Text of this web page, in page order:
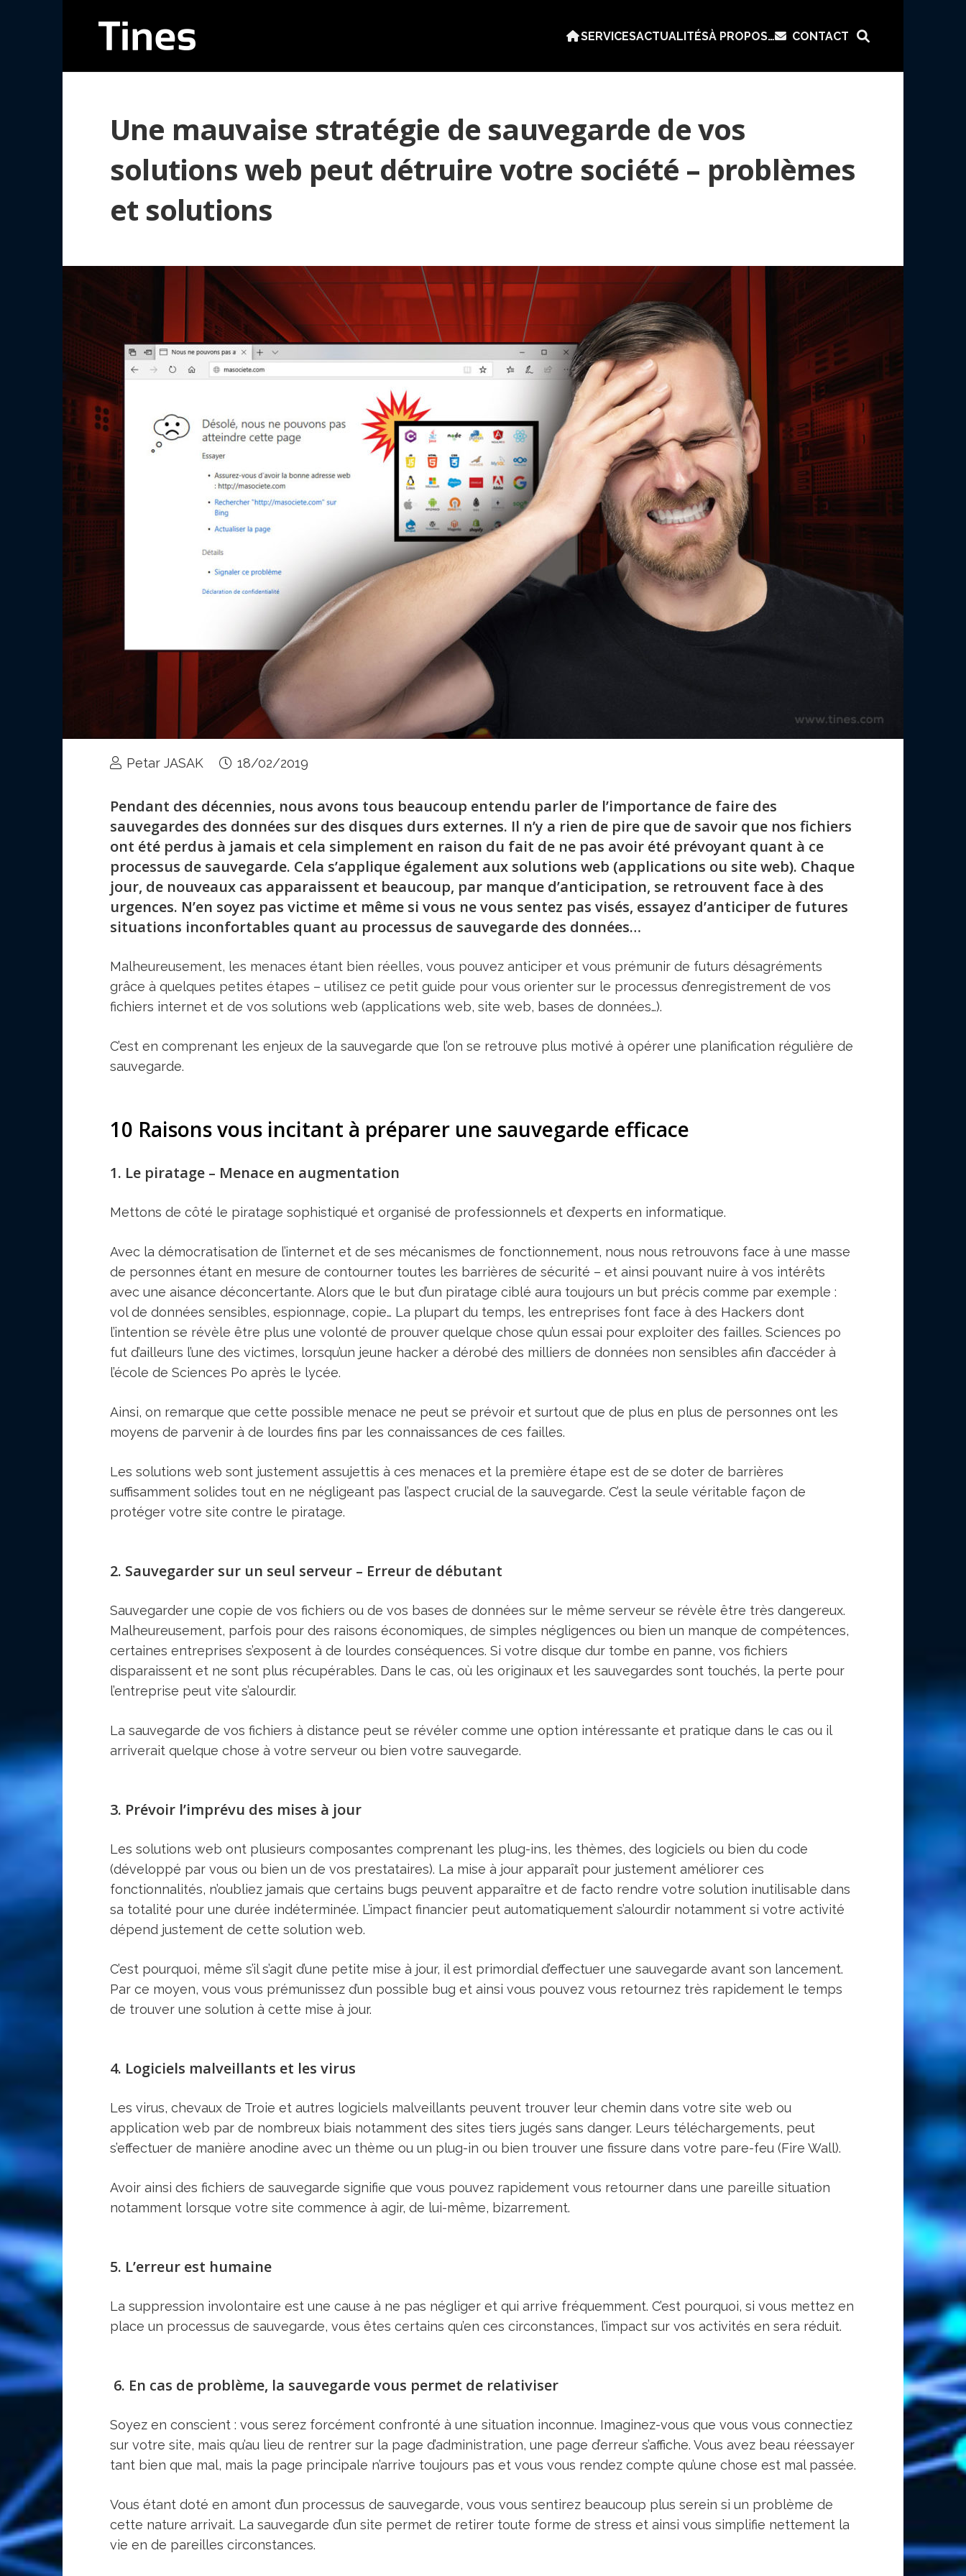
SERVICESACTUALITÉSÀ PROPOS… CONTACT
Une mauvaise stratégie de sauvegarde de vos
solutions web peut détruire votre société – problèmes
et solutions
Petar JASAK 18/02/2019
Pendant des décennies, nous avons tous beaucoup entendu parler de l’importance de faire des
sauvegardes des données sur des disques durs externes. Il n’y a rien de pire que de savoir que nos fichiers
ont été perdus à jamais et cela simplement en raison du fait de ne pas avoir été prévoyant quant à ce
processus de sauvegarde. Cela s’applique également aux solutions web (applications ou site web). Chaque
jour, de nouveaux cas apparaissent et beaucoup, par manque d’anticipation, se retrouvent face à des
urgences. N’en soyez pas victime et même si vous ne vous sentez pas visés, essayez d’anticiper de futures
situations inconfortables quant au processus de sauvegarde des données…
Malheureusement, les menaces étant bien réelles, vous pouvez anticiper et vous prémunir de futurs désagréments
grâce à quelques petites étapes – utilisez ce petit guide pour vous orienter sur le processus d’enregistrement de vos
fichiers internet et de vos solutions web (applications web, site web, bases de données…).
C’est en comprenant les enjeux de la sauvegarde que l’on se retrouve plus motivé à opérer une planification régulière de
sauvegarde.
10 Raisons vous incitant à préparer une sauvegarde efficace
1. Le piratage – Menace en augmentation
Mettons de côté le piratage sophistiqué et organisé de professionnels et d’experts en informatique.
Avec la démocratisation de l’internet et de ses mécanismes de fonctionnement, nous nous retrouvons face à une masse
de personnes étant en mesure de contourner toutes les barrières de sécurité – et ainsi pouvant nuire à vos intérêts
avec une aisance déconcertante. Alors que le but d’un piratage ciblé aura toujours un but précis comme par exemple :
vol de données sensibles, espionnage, copie… La plupart du temps, les entreprises font face à des Hackers dont
l’intention se révèle être plus une volonté de prouver quelque chose qu’un essai pour exploiter des failles. Sciences po
fut d’ailleurs l’une des victimes, lorsqu’un jeune hacker a dérobé des milliers de données non sensibles afin d’accéder à
l’école de Sciences Po après le lycée.
Ainsi, on remarque que cette possible menace ne peut se prévoir et surtout que de plus en plus de personnes ont les
moyens de parvenir à de lourdes fins par les connaissances de ces failles.
Les solutions web sont justement assujettis à ces menaces et la première étape est de se doter de barrières
suffisamment solides tout en ne négligeant pas l’aspect crucial de la sauvegarde. C’est la seule véritable façon de
protéger votre site contre le piratage.
2. Sauvegarder sur un seul serveur – Erreur de débutant
Sauvegarder une copie de vos fichiers ou de vos bases de données sur le même serveur se révèle être très dangereux.
Malheureusement, parfois pour des raisons économiques, de simples négligences ou bien un manque de compétences,
certaines entreprises s’exposent à de lourdes conséquences. Si votre disque dur tombe en panne, vos fichiers
disparaissent et ne sont plus récupérables. Dans le cas, où les originaux et les sauvegardes sont touchés, la perte pour
l’entreprise peut vite s’alourdir.
La sauvegarde de vos fichiers à distance peut se révéler comme une option intéressante et pratique dans le cas ou il
arriverait quelque chose à votre serveur ou bien votre sauvegarde.
3. Prévoir l’imprévu des mises à jour
Les solutions web ont plusieurs composantes comprenant les plug-ins, les thèmes, des logiciels ou bien du code
(développé par vous ou bien un de vos prestataires). La mise à jour apparaît pour justement améliorer ces
fonctionnalités, n’oubliez jamais que certains bugs peuvent apparaître et de facto rendre votre solution inutilisable dans
sa totalité pour une durée indéterminée. L’impact financier peut automatiquement s’alourdir notamment si votre activité
dépend justement de cette solution web.
C’est pourquoi, même s’il s’agit d’une petite mise à jour, il est primordial d’effectuer une sauvegarde avant son lancement.
Par ce moyen, vous vous prémunissez d’un possible bug et ainsi vous pouvez vous retournez très rapidement le temps
de trouver une solution à cette mise à jour.
4. Logiciels malveillants et les virus
Les virus, chevaux de Troie et autres logiciels malveillants peuvent trouver leur chemin dans votre site web ou
application web par de nombreux biais notamment des sites tiers jugés sans danger. Leurs téléchargements, peut
s’effectuer de manière anodine avec un thème ou un plug-in ou bien trouver une fissure dans votre pare-feu (Fire Wall).
Avoir ainsi des fichiers de sauvegarde signifie que vous pouvez rapidement vous retourner dans une pareille situation
notamment lorsque votre site commence à agir, de lui-même, bizarrement.
5. L’erreur est humaine
La suppression involontaire est une cause à ne pas négliger et qui arrive fréquemment. C’est pourquoi, si vous mettez en
place un processus de sauvegarde, vous êtes certains qu’en ces circonstances, l’impact sur vos activités en sera réduit.
6. En cas de problème, la sauvegarde vous permet de relativiser
Soyez en conscient : vous serez forcément confronté à une situation inconnue. Imaginez-vous que vous vous connectiez
sur votre site, mais qu’au lieu de rentrer sur la page d’administration, une page d’erreur s’affiche. Vous avez beau réessayer
tant bien que mal, mais la page principale n’arrive toujours pas et vous vous rendez compte qu’une chose est mal passée.
Vous étant doté en amont d’un processus de sauvegarde, vous vous sentirez beaucoup plus serein si un problème de
cette nature arrivait. La sauvegarde d’un site permet de retirer toute forme de stress et ainsi vous simplifie nettement la
vie en de pareilles circonstances.